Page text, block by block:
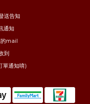
送告知
通知
的mail
到
單通知唷)